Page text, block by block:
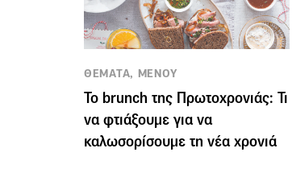
ΘΕΜΑΤΑ, ΜΕΝΟΥ
To brunch της Πρωτοχρονιάς: Τι
να φτιάξουμε για να
καλωσορίσουμε τη νέα χρονιά